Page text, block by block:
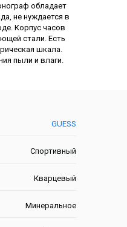
GUESS
Спортивный
Кварцевый
Минеральное
обладает
не нуждается в
Корпус часов
стали. Есть
шкала.
пыли и влаги.